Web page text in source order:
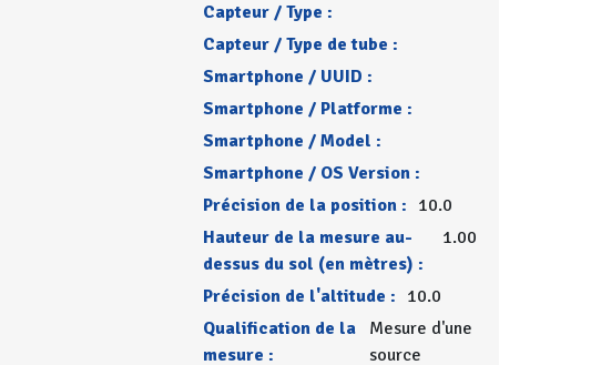
Capteur / Type :
Capteur / Type de tube :
Smartphone / UUID :
Smartphone / Platforme :
Smartphone / Model :
Smartphone / OS Version :
Précision de la position : 10.0
Hauteur de la mesure au-
dessus du sol (en mètres) :
1.00
Précision de l'altitude : 10.0
Qualification de la
mesure :
Mesure d'une
source